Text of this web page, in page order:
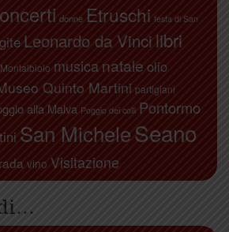
donne Etruschi festa di San
gite Leonardo da Vinci libri
Montalbiolo musica natale olio
Quinto Martini partigiani
alla Malva Poggio dei colli Pontormo
San MicheleSeano
vino Visitazione